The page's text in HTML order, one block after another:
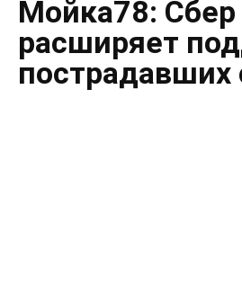
Мойка78: Сбер
расширяет
пострадавших